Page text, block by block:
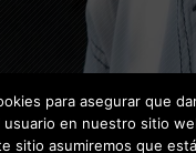
para asegurar que
usuario en nuestro sitio
sitio asumiremos que